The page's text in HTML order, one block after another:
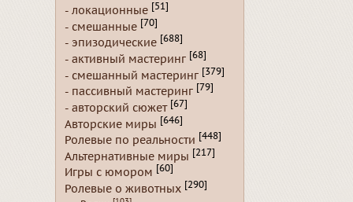
- локационные [51]
- смешанные [70]
- эпизодические [688]
- активный мастеринг [68]
- смешанный мастеринг [379]
- пассивный мастеринг [79]
- авторский сюжет [67]
Авторские миры [646]
Ролевые по реальности [448]
Альтернативные миры [217]
Игры с юмором [60]
Ролевые о животных [290]